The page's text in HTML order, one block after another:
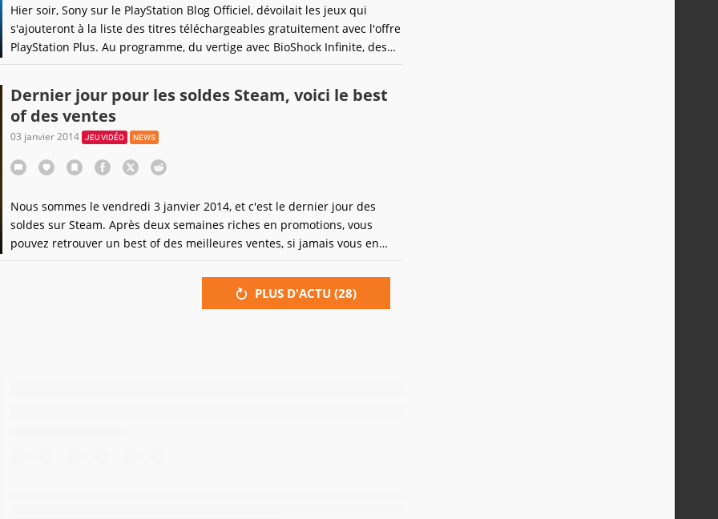
Hier soir, Sony sur le PlayStation Blog Officiel, dévoilait les jeux qui
s'ajouteront à la liste des titres téléchargeables gratuitement avec l'offre
PlayStation Plus. Au programme, du vertige avec BioShock Infinite, des
rames en drame avec Metro : Last Light et des sueurs froides avec
Dernier jour pour les soldes Steam, voici le best
of des ventes
03 janvier 2014 JEU VIDÉO NEWS
Nous sommes le vendredi 3 janvier 2014, et c'est le dernier jour des
soldes sur Steam. Après deux semaines riches en promotions, vous
pouvez retrouver un best of des meilleures ventes, si jamais vous en
avez raté certaines.
PLUS D'ACTU (28)